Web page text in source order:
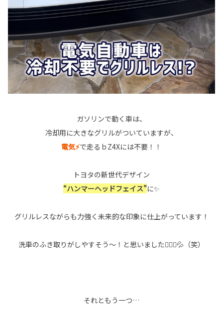
ガソリンで動く車は、
冷却用に大きなグリルがついていますが、
電気⚡で走るｂZ4Xには不要！！
トヨタの新世代デザイン
“ハンマーヘッドフェイス”に✨
グリルレスながらも力強く未来的な印象に仕上がっています！
洗車のふき取りがしやすそう～！と思いました🙋🏻‍♀️💦（笑）
それともう一つ…